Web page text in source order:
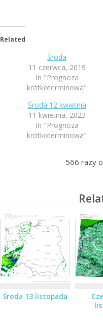
Related
Środa
11 czerwca, 2019
In "Prognoza
krótkoterminowa"
Środa 12 kwietnia
11 kwietnia, 2023
In "Prognoza
krótkoterminowa"
566 razy
Środa 13 listopada